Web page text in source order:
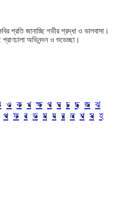
প্রতি জানাচ্ছি গভীর শ্রদ্ধা ও ভালবাসা।
অভিনন্দন ও শুভেচ্ছা।
ও ক খ ক্ষ গ ঘ চ ছ জ ঝ
প ফ ব ভ ম য র ল শ স হ